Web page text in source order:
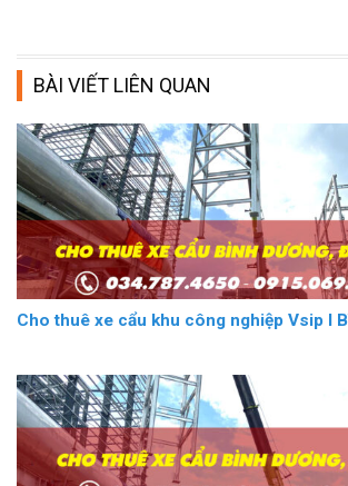
BÀI VIẾT LIÊN QUAN
Cho thuê xe cẩu khu công nghiệp Vsip I